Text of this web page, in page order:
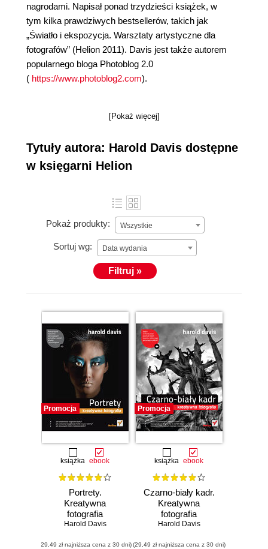
nagrodami. Napisał ponad trzydzieści książek, w
tym kilka prawdziwych bestsellerów, takich jak
„Światło i ekspozycja. Warsztaty artystyczne dla
fotografów” (Helion 2011). Davis jest także autorem
popularnego bloga Photoblog 2.0
( https://www.photoblog2.com).
[Pokaż więcej]
Tytuły autora: Harold Davis dostępne
w księgarni Helion
Pokaż produkty: Wszystkie
Sortuj wg: Data wydania
Filtruj »
Promocja
książka ebook
Portrety.
Kreatywna
fotografia
Harold Davis
(29,49 zł najniższa cena z 30 dni)
Promocja
książka ebook
Czarno-biały kadr.
Kreatywna
fotografia
Harold Davis
(29,49 zł najniższa cena z 30 dni)